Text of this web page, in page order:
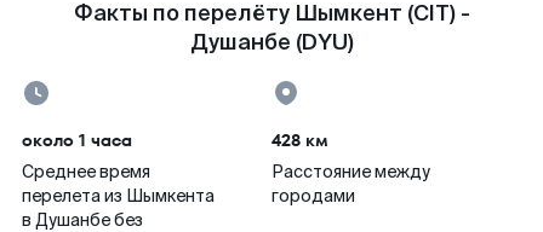
Факты по перелёту Шымкент (CIT) -
Душанбе (DYU)
около 1 часа
Среднее время
перелета из Шымкента
в Душанбе без
428 км
Расстояние между
городами